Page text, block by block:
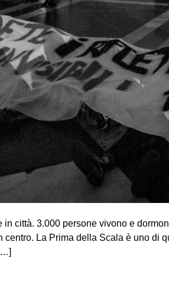
città. 3.000 persone vivono e
La Prima della Scala è uno di